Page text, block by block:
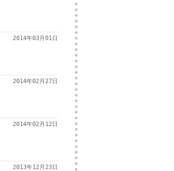
2014年03月01日
2014年02月27日
2014年02月12日
2013年12月23日